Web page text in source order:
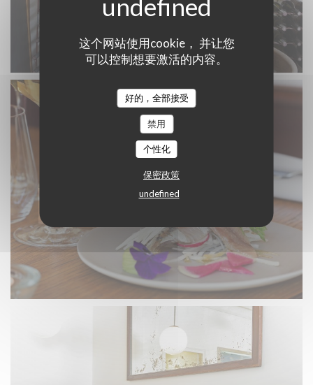
这个网站使用cookie， 并让您
可以控制想要激活的内容。
好的，全部接受
禁用
个性化
保密政策
undefined